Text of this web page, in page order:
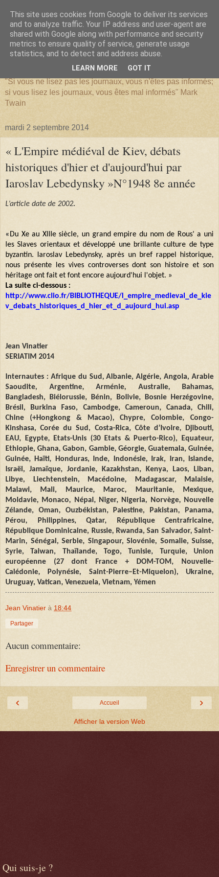
SERIATIM
"Si vous ne lisez pas les journaux, vous n'êtes pas informés;
si vous lisez les journaux, vous êtes mal informés" Mark
Twain
mardi 2 septembre 2014
« L'Empire médiéval de Kiev, débats
historiques d'hier et d'aujourd'hui par
Iaroslav Lebedynsky »N°1948 8e année
L’article date de 2002.
« Du Xe au XIIIe siècle, un grand empire du nom de Rous'a uni
les Slaves orientaux et développé une brillante culture de type
byzantin. Iaroslav Lebedynsky, après un bref rappel historique,
nous présente les vives controverses dont son histoire et son
héritage ont fait et font encore aujourd'hui l'objet. »
La suite ci-dessous :
http://www.clio.fr/BIBLIOTHEQUE/l_empire_medieval_de_kie
v_debats_historiques_d_hier_et_d_aujourd_hui.asp
Jean Vinatier
SERIATIM 2014
Internautes : Afrique du Sud, Albanie, Algérie, Angola, Arabie
Saoudite, Argentine, Arménie, Australie, Bahamas,
Bangladesh, Biélorussie, Bénin, Bolivie, Bosnie Herzégovine,
Brésil, Burkina Faso, Cambodge, Cameroun, Canada, Chili,
Chine (+Hongkong & Macao), Chypre, Colombie, Congo-
Kinshasa, Corée du Sud, Costa-Rica, Côte d’Ivoire, Djibouti,
EAU, Egypte, Etats-Unis (30 Etats & Puerto-Rico), Equateur,
Ethiopie, Ghana, Gabon, Gambie, Géorgie, Guatemala, Guinée,
Guinée, Haïti, Honduras, Inde, Indonésie, Irak, Iran, Islande,
Israël, Jamaïque, Jordanie, Kazakhstan, Kenya, Laos, Liban,
Libye, Liechtenstein, Macédoine, Madagascar, Malaisie,
Malawi, Mali, Maurice, Maroc, Mauritanie, Mexique,
Moldavie, Monaco, Népal, Niger, Nigeria, Norvège, Nouvelle
Zélande, Oman, Ouzbékistan, Palestine, Pakistan, Panama,
Pérou, Philippines, Qatar, République Centrafricaine,
République Dominicaine, Russie, Rwanda, San Salvador, Saint-
Marin, Sénégal, Serbie, Singapour, Slovénie, Somalie, Suisse,
Syrie, Taiwan, Thaïlande, Togo, Tunisie, Turquie, Union
européenne (27 dont France + DOM-TOM, Nouvelle-
Calédonie, Polynésie, Saint-Pierre–Et-Miquelon), Ukraine,
Uruguay, Vatican, Venezuela, Vietnam, Yémen
Jean Vinatier à 18:44
Partager
Aucun commentaire:
Enregistrer un commentaire
‹ ›
Accueil
Afficher la version Web
Qui suis-je ?
This site uses cookies from Google to deliver its services
and to analyze traffic. Your IP address and user-agent are
shared with Google along with performance and security
metrics to ensure quality of service, generate usage
statistics, and to detect and address abuse.
LEARN MORE GOT IT